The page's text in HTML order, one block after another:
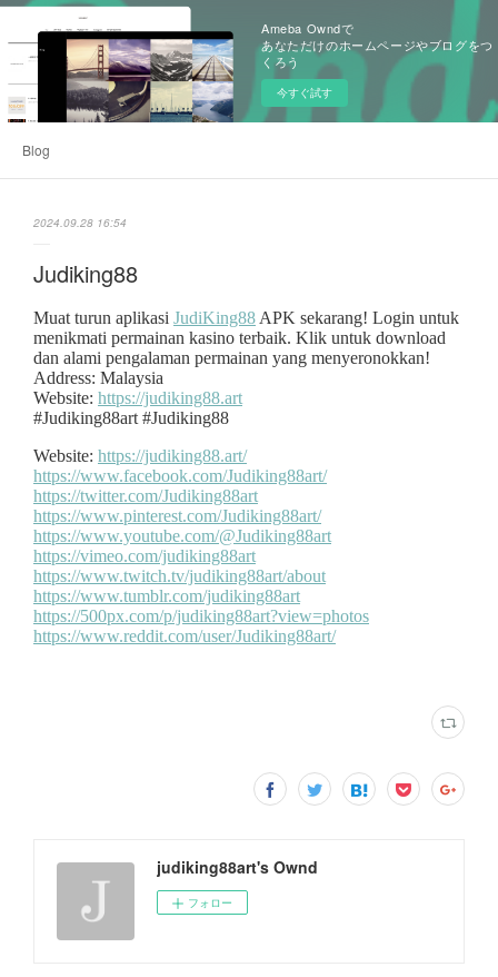
Ameba Owndで
あなただけのホームページやブログをつ
くろう
今すぐ試す
Blog
2024.09.28 16:54
Judiking88
judiking88art's Ownd
フォロー